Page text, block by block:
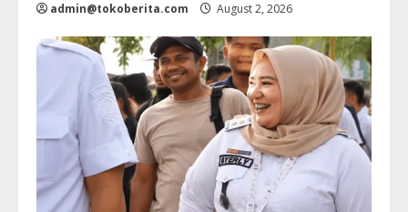
admin@tokoberita.com August 2, 2026